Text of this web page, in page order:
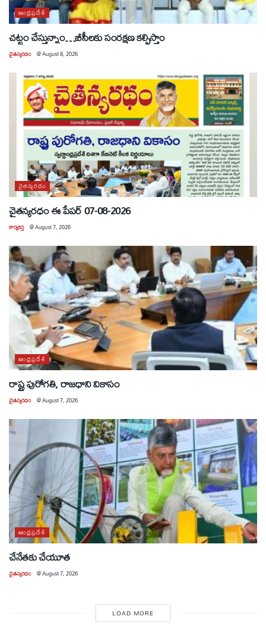
ఆంధ్రప్రదేశ్
చట్టం చేస్తున్నాం…బీసీలకు సంరక్షణ కల్పిస్తాం
చైతన్యరధం @August 8, 2026
చైతన్యరధం
చైతన్యరధం ఈ పేపర్ 07-08-2026
కార్యకర్త @August 7, 2026
ఆంధ్రప్రదేశ్
రాష్ట్ర పురోగతి, రాజధాని వికాసం
చైతన్యరధం @August 7, 2026
ఆంధ్రప్రదేశ్
చేనేతకు చేయూత
చైతన్యరధం @August 7, 2026
LOAD MORE